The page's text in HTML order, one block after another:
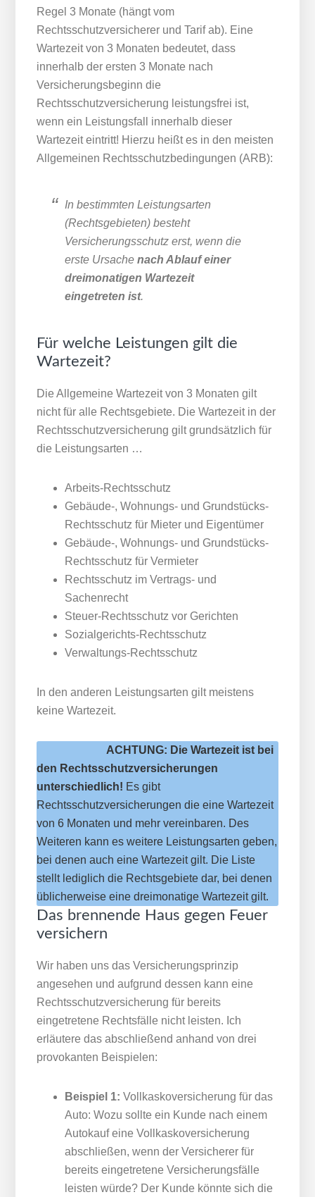
Regel 3 Monate (hängt vom
Rechtsschutzversicherer und Tarif ab). Eine
Wartezeit von 3 Monaten bedeutet, dass
innerhalb der ersten 3 Monate nach
Versicherungsbeginn die
Rechtsschutzversicherung leistungsfrei ist,
wenn ein Leistungsfall innerhalb dieser
Wartezeit eintritt! Hierzu heißt es in den meisten
Allgemeinen Rechtsschutzbedingungen (ARB):
In bestimmten Leistungsarten
(Rechtsgebieten) besteht
Versicherungsschutz erst, wenn die
erste Ursachenach Ablauf einer
dreimonatigen Wartezeit
eingetreten ist.
Für welche Leistungen gilt die
Wartezeit?
Die Allgemeine Wartezeit von 3 Monaten gilt
nicht für alle Rechtsgebiete. Die Wartezeit in der
Rechtsschutzversicherung gilt grundsätzlich für
die Leistungsarten …
Arbeits-Rechtsschutz
Gebäude-, Wohnungs- und Grundstücks-
Rechtsschutz für Mieter und Eigentümer
Gebäude-, Wohnungs- und Grundstücks-
Rechtsschutz für Vermieter
Rechtsschutz im Vertrags- und
Sachenrecht
Steuer-Rechtsschutz vor Gerichten
Sozialgerichts-Rechtsschutz
Verwaltungs-Rechtsschutz
In den anderen Leistungsarten gilt meistens
keine Wartezeit.
ACHTUNG: Die Wartezeit ist bei
den Rechtsschutzversicherungen
unterschiedlich! Es gibt
Rechtsschutzversicherungen die eine Wartezeit
von 6 Monaten und mehr vereinbaren. Des
Weiteren kann es weitere Leistungsarten geben,
bei denen auch eine Wartezeit gilt. Die Liste
stellt lediglich die Rechtsgebiete dar, bei denen
üblicherweise eine dreimonatige Wartezeit gilt.
Das brennende Haus gegen Feuer
versichern
Wir haben uns das Versicherungsprinzip
angesehen und aufgrund dessen kann eine
Rechtsschutzversicherung für bereits
eingetretene Rechtsfälle nicht leisten. Ich
erläutere das abschließend anhand von drei
provokanten Beispielen:
Beispiel 1: Vollkaskoversicherung für das
Auto: Wozu sollte ein Kunde nach einem
Autokauf eine Vollkaskoversicherung
abschließen, wenn der Versicherer für
bereits eingetretene Versicherungsfälle
leisten würde? Der Kunde könnte sich die